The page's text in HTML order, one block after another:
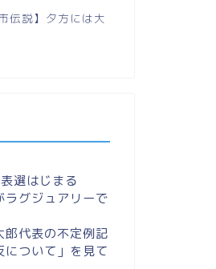
伝説】夕方には大
選はじまる
ラグジュアリーで
郎代表の不定例記
ついて」を見て